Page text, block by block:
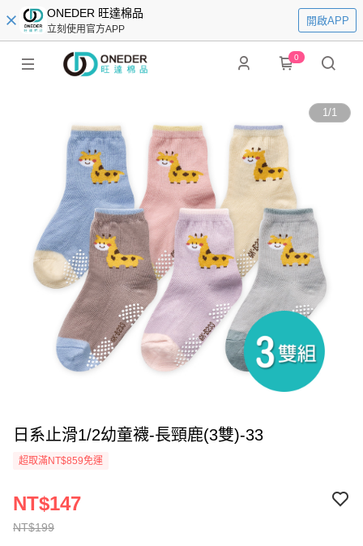
ONEDER 旺達棉品
立刻使用官方APP
開啟APP
0
1/1
日系止滑1/2幼童襪-長頸鹿(3雙)-33
超取滿NT$859免運
NT$199
NT$147